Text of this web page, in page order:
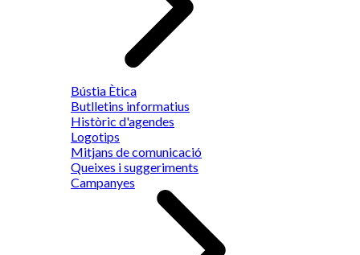
Bústia Ètica
Butlletins informatius
Històric d'agendes
Logotips
Mitjans de comunicació
Queixes i suggeriments
Campanyes